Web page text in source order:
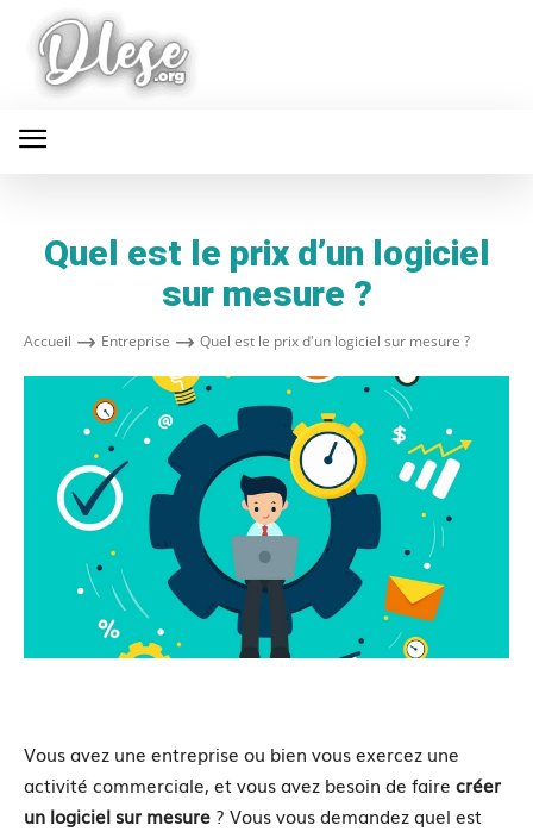
Quel est le prix d’un logiciel
sur mesure ?
Accueil Entreprise Quel est le prix d'un logiciel sur mesure ?
Vous avez une entreprise ou bien vous exercez une
activité commerciale, et vous avez besoin de faire créer
un logiciel sur mesure ? Vous vous demandez quel est